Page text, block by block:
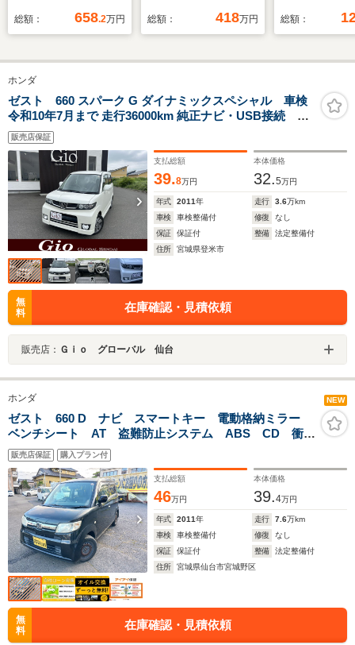
メラ ETC スマート
総額： 658.2万円
月 フル装備 エアバ
DR4 積載3.7トン
5120cc
総額： 418万円
ーキ/パーキン
ートキー/プッ
ー/電動格納ミ
ルフラット/
エアコン
総額：
ホンダ
ゼスト 660 スパーク G ダイナミックスペシャル 車検
令和10年7月まで 走行36000km 純正ナビ・USB接続 純
正フルエアロ スマートキー ETC オートエアコン&電
格ミラー HIDライト&フォグ 大型リアスポイラー 純
正14インチAW 販売店保証
販売店保証
支払総額
39.8万円
本体価格
32.5万円
年式 2011年 走行 3.6万km
車検
車検整備付 修復
なし
保証
保証付 整備
法定整備付
住所
宮城県登米市
無
料
在庫確認・見積依頼
販売店： Ｇｉｏ グローバル 仙台
ホンダ NEW
ゼスト 660 D ナビ スマートキー 電動格納ミラー
ベンチシート AT 盗難防止システム ABS CD 衝突
安全ボディ エアコン パワーステアリング パワーウ
ィンドウ
販売店保証 購入プラン付
支払総額
46万円
本体価格
39.4万円
年式 2011年 走行 7.6万km
車検
車検整備付 修復
なし
保証
保証付 整備
法定整備付
住所
宮城県仙台市宮城野区
無
料
在庫確認・見積依頼